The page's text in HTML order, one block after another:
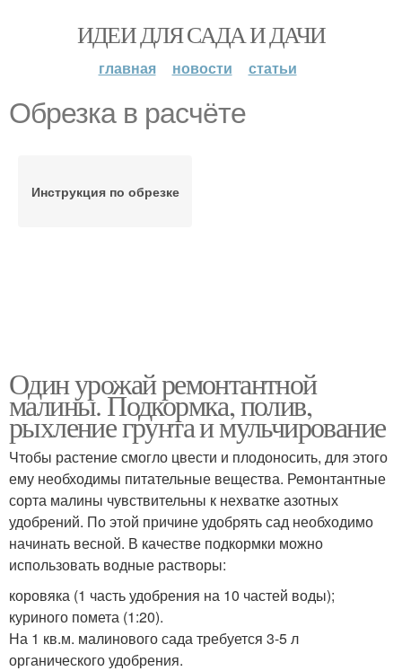
ИДЕИ ДЛЯ САДА И ДАЧИ
главная новости статьи
Обрезка в расчёте
Инструкция по обрезке
Один урожай ремонтантной
малины. Подкормка, полив,
рыхление грунта и мульчирование
Чтобы растение смогло цвести и плодоносить, для этого
ему необходимы питательные вещества. Ремонтантные
сорта малины чувствительны к нехватке азотных
удобрений. По этой причине удобрять сад необходимо
начинать весной. В качестве подкормки можно
использовать водные растворы:
коровяка (1 часть удобрения на 10 частей воды);
куриного помета (1:20).
На 1 кв.м. малинового сада требуется 3-5 л
органического удобрения.